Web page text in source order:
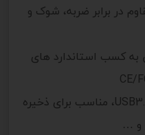
در برابر ضربه، شوک و
موفق به کسب استاندارد های
مجهز به رابط اتصال از نوع USB3.2 Gen1، مناسب برای ذخیره
و …